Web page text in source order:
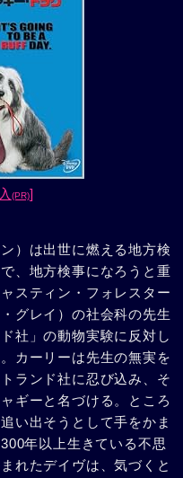
(PR)]
）は出世に燃える地方検
、地方検事になろうと重
スティン・フォレスター
グレイ）の社会科の先生
社」の動物実験に反対し
カーリーは先生の無実を
ランド社に忍び込み、そ
ギーと名づける。ところ
い出そうとして手をかま
年以上生きている不思
れたデイヴは、気づくと